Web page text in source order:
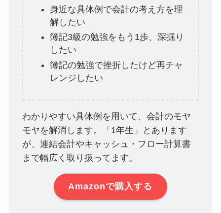
身近な具体例で会計の考え方を理
解したい
簿記3級の勉強をもう1歩、深掘り
したい
簿記の勉強で挫折したけど再チャ
レンジしたい
わかりやすい具体例を用いて、会計のモヤ
モヤを解消します。「1年生」とあります
が、連結会計やキャッシュ・フロー計算書
まで幅広く取り扱ってます。
Amazonで購入する